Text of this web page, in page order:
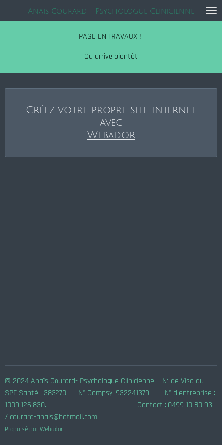
Passer
au
Anaïs Courard - Psychologue Clinicienne
PAGE EN TRAVAUX !
Ca arrive bientôt
Créez votre propre site internet
avec
Webador
© 2024 Anaïs Courard- Psychologue Clinicienne N° de Visa du
SPF Santé : 383270 N° Compsy: 932241379. N° d’entreprise :
1009.126.830. Contact : 0499 10 80 93
/ courard-anais@hotmail.com
Propulsé parWebador